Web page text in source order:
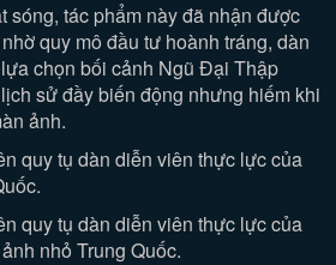
sóng, tác phẩm này đã nhận được
quy mô đầu tư hoành tráng, dàn
chọn bối cảnh Ngũ Đại Thập
sử đầy biến động nhưng hiếm khi
ảnh.
quy tụ dàn diễn viên thực lực của
nhỏ Trung Quốc.